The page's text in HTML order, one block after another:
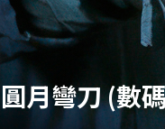
圓月彎刀 (數